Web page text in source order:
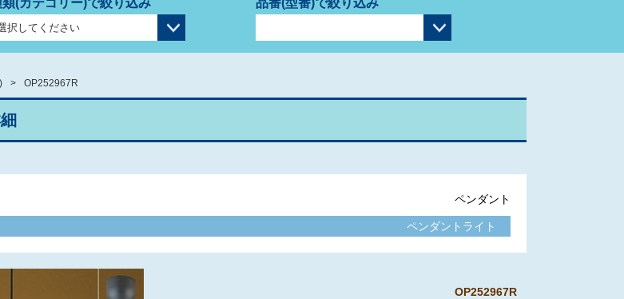
類(カテゴリー)で絞り込み 品番(型番)で絞り込み
OP252967R
ペンダント
ペンダントライト
OP252967R